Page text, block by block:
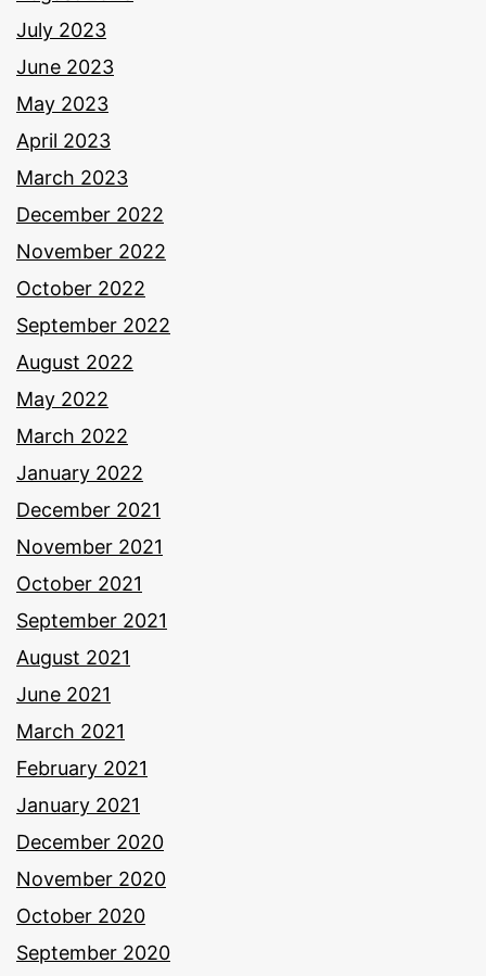
July 2023
June 2023
May 2023
April 2023
March 2023
December 2022
November 2022
October 2022
September 2022
August 2022
May 2022
March 2022
January 2022
December 2021
November 2021
October 2021
September 2021
August 2021
June 2021
March 2021
February 2021
January 2021
December 2020
November 2020
October 2020
September 2020